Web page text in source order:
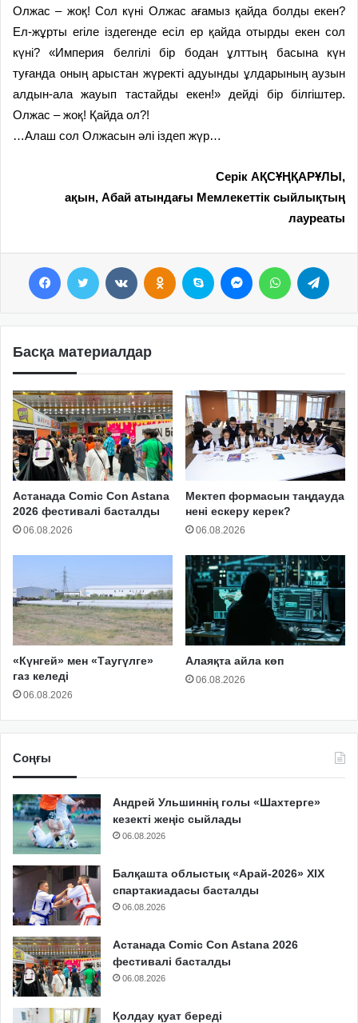
Олжас – жоқ! Сол күні Олжас ағамыз қайда болды екен?
Ел-жұрты егіле іздегенде есіл ер қайда отырды екен сол
күні? «Империя белгілі бір бодан ұлттың басына күн
туғанда оның арыстан жүректі адуынды ұлдарының аузын
алдын-ала жауып тастайды екен!» дейді бір білгіштер.
Олжас – жоқ! Қайда ол?!
…Алаш сол Олжасын әлі іздеп жүр…
Серік АҚСҰҢҚАРҰЛЫ,
ақын, Абай атындағы Мемлекеттік сыйлықтың
лауреаты
Басқа материалдар
Астанада Comic Con Astana
2026 фестивалі басталды
06.08.2026
Мектеп формасын таңдауда
нені ескеру керек?
06.08.2026
«Күнгей» мен «Таугүлге»
газ келеді
06.08.2026
Алаяқта айла көп
06.08.2026
Соңғы
Андрей Ульшиннің голы «Шахтерге»
кезекті жеңіс сыйлады
06.08.2026
Балқашта облыстық «Арай-2026» XIX
спартакиадасы басталды
06.08.2026
Астанада Comic Con Astana 2026
фестивалі басталды
06.08.2026
Қолдау қуат береді